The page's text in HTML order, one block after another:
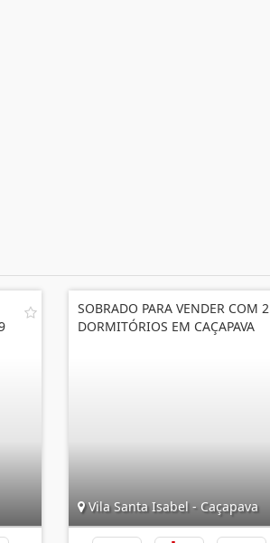
SOBRADO PARA VENDER COM 2
DORMITÓRIOS EM CAÇAPAVA
Vila Santa Isabel - Caçapava